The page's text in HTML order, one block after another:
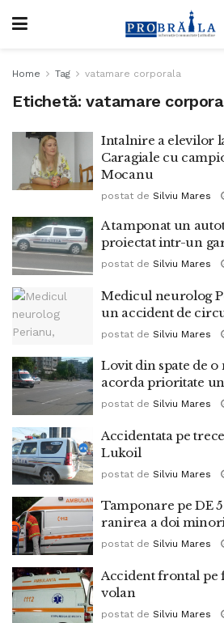
Home Tag vatamare corporala
Etichetă: vatamare
Intalnire a elevilor
Caragiale cu
Mocanu
postat de Silviu Mares
A tamponat un
proiectat intr-un
postat de Silviu Mares
Medicul neurolog
un accident de
postat de Silviu Mares
Lovit din spate de
acorda prioritate
postat de Silviu Mares
Accidentata pe
Lukoil
postat de Silviu Mares
Tamponare pe DE
ranirea a doi
postat de Silviu Mares
Accident frontal pe
volan
postat de Silviu Mares